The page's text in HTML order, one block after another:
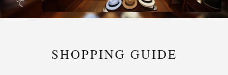
SHOPPING GUIDE